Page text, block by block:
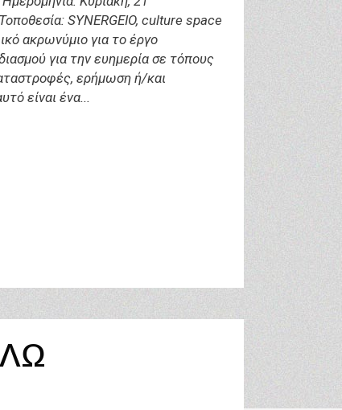
SYNERGEIO, culture space
ακρωνύμιο για το έργο
για την ευημερία σε τόπους
ερήμωση ή/και
είναι ένα...